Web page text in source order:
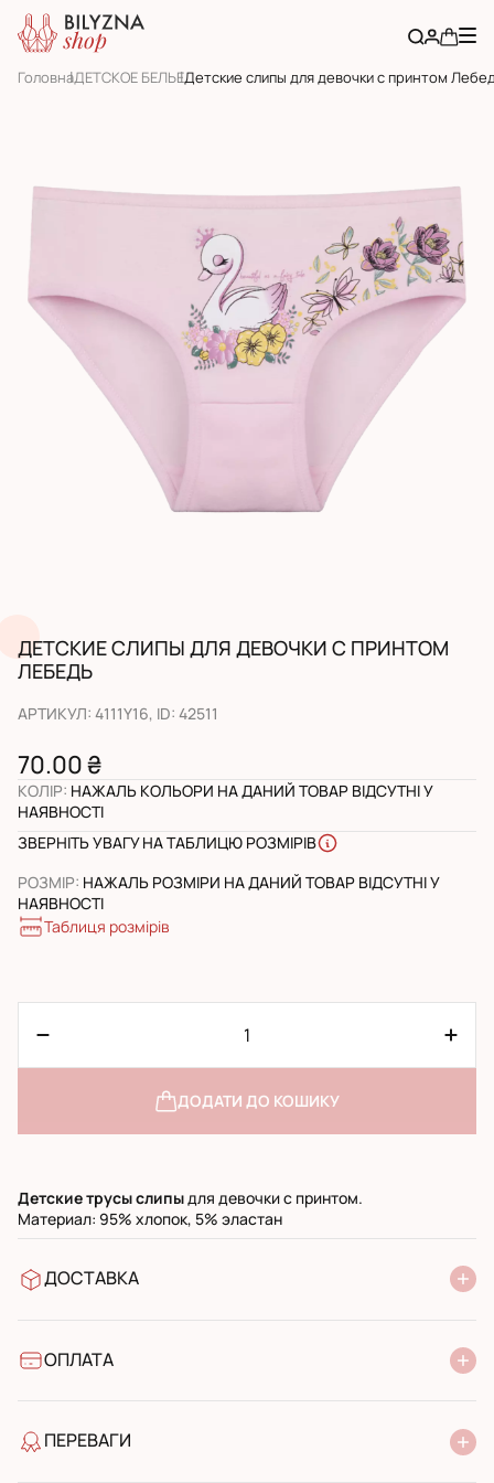
ГоловнаДЕТСКОЕ БЕЛЬЕДетские слипы для девочки с принтом
ДЕТСКИЕ СЛИПЫ ДЛЯ ДЕВОЧКИ С ПРИНТОМ
ЛЕБЕДЬ
АРТИКУЛ: 4111Y16, ID: 42511
70.00 ₴
КОЛІР: НАЖАЛЬ КОЛЬОРИ НА ДАНИЙ ТОВАР ВІДСУТНІ У
НАЯВНОСТІ
ЗВЕРНІТЬ УВАГУ НА ТАБЛИЦЮ РОЗМІРІВ
РОЗМІР: НАЖАЛЬ РОЗМІРИ НА ДАНИЙ ТОВАР ВІДСУТНІ У
НАЯВНОСТІ
Таблиця розмірів
ДОДАТИ ДО КОШИКУ
Детские трусы слипыдля девочки с принтом.
Материал: 95% хлопок, 5% эластан
ДОСТАВКА
УкрПошта стандарт
ОПЛАТА
Банківський переказ
ПЕРЕВАГИ